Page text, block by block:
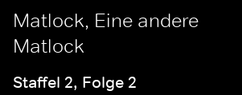
Matlock, Eine andere
Matlock
Staffel 2, Folge 2